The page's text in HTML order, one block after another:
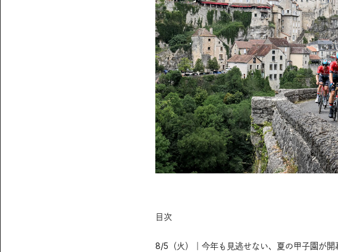
目次
8/5（火）｜今年も見逃せない、夏の甲子園が開